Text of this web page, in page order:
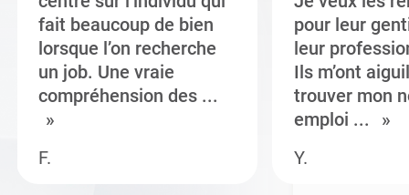
fait beaucoup de bien
lorsque l’on recherche
un job. Une vraie
compréhension des ...
F.
pour leur
leur
Ils m’ont
trouver mon
emploi ...
Y.